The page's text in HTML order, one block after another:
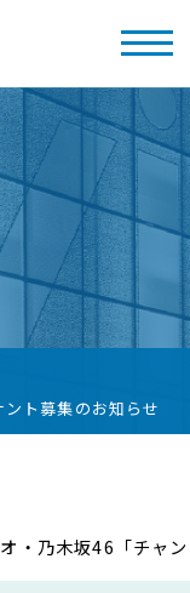
ト募集のお知らせ
・乃木坂46「チャ